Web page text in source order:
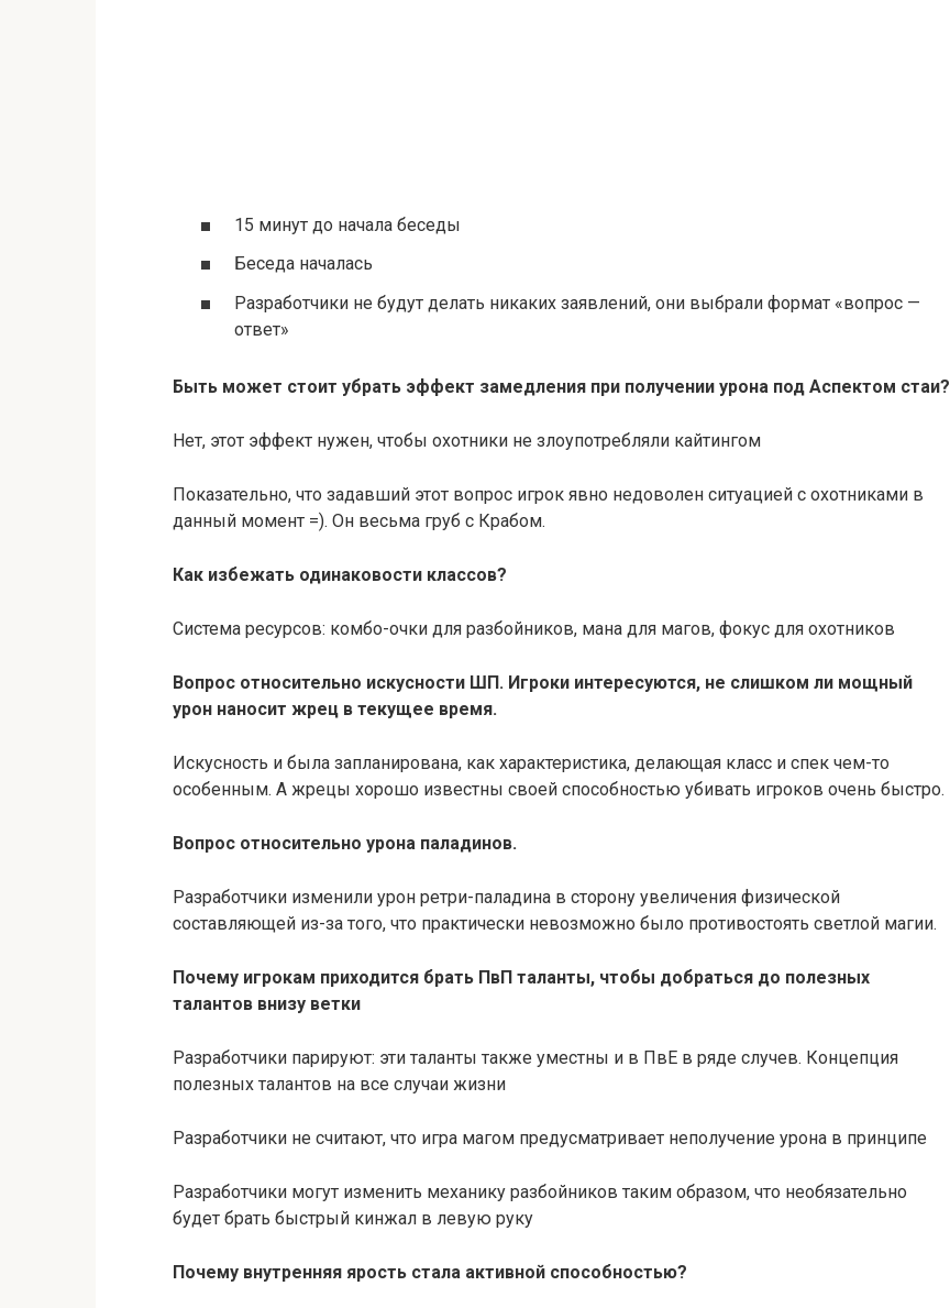
15 минут до начала беседы
Беседа началась
Разработчики не будут делать никаких заявлений, они выбрали формат «вопрос —
ответ»
Быть может стоит убрать эффект замедления при получении урона под Аспектом стаи?
Нет, этот эффект нужен, чтобы охотники не злоупотребляли кайтингом
Показательно, что задавший этот вопрос игрок явно недоволен ситуацией с охотниками в
данный момент =). Он весьма груб с Крабом.
Как избежать одинаковости классов?
Система ресурсов: комбо-очки для разбойников, мана для магов, фокус для охотников
Вопрос относительно искусности ШП. Игроки интересуются, не слишком ли мощный
урон наносит жрец в текущее время.
Искусность и была запланирована, как характеристика, делающая класс и спек чем-то
особенным. А жрецы хорошо известны своей способностью убивать игроков очень быстро.
Вопрос относительно урона паладинов.
Разработчики изменили урон ретри-паладина в сторону увеличения физической
составляющей из-за того, что практически невозможно было противостоять светлой магии.
Почему игрокам приходится брать ПвП таланты, чтобы добраться до полезных
талантов внизу ветки
Разработчики парируют: эти таланты также уместны и в ПвЕ в ряде случев. Концепция
полезных талантов на все случаи жизни
Разработчики не считают, что игра магом предусматривает неполучение урона в принципе
Разработчики могут изменить механику разбойников таким образом, что необязательно
будет брать быстрый кинжал в левую руку
Почему внутренняя ярость стала активной способностью?